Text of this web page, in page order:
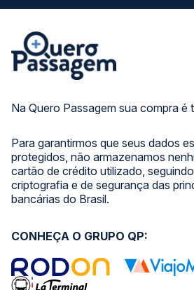
Na Quero Passagem sua compra é
Para garantirmos que seus dados
protegidos, não armazenamos
cartão de crédito utilizado,
criptografia e de segurança das
bancárias do Brasil.
CONHEÇA O GRUPO QP: